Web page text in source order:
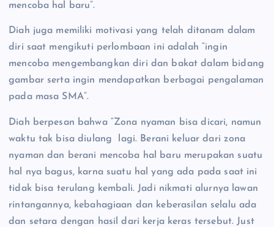
mencoba hal baru”.
Diah juga memiliki motivasi yang telah ditanam dalam
diri saat mengikuti perlombaan ini adalah “ingin
mencoba mengembangkan diri dan bakat dalam bidang
gambar serta ingin mendapatkan berbagai pengalaman
pada masa SMA”.
Diah berpesan bahwa “Zona nyaman bisa dicari, namun
waktu tak bisa diulang lagi. Berani keluar dari zona
nyaman dan berani mencoba hal baru merupakan suatu
hal nya bagus, karna suatu hal yang ada pada saat ini
tidak bisa terulang kembali. Jadi nikmati alurnya lawan
rintangannya, kebahagiaan dan keberasilan selalu ada
dan setara dengan hasil dari kerja keras tersebut. Just